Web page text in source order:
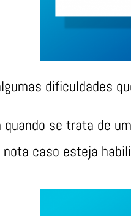
dificuldades
quando se trata de
nota caso esteja